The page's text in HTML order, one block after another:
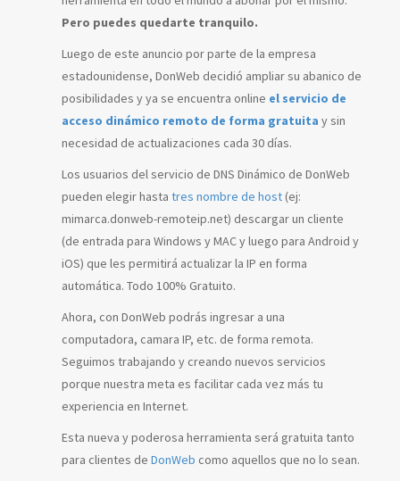
Pero puedes quedarte tranquilo.
Luego de este anuncio por parte de la empresa
estadounidense, DonWeb decidió ampliar su abanico de
posibilidades y ya se encuentra online el servicio de
acceso dinámico remoto de forma gratuita y sin
necesidad de actualizaciones cada 30 días.
Los usuarios del servicio de DNS Dinámico de DonWeb
pueden elegir hasta tres nombre de host (ej:
mimarca.donweb-remoteip.net) descargar un cliente
(de entrada para Windows y MAC y luego para Android y
iOS) que les permitirá actualizar la IP en forma
automática. Todo 100% Gratuito.
Ahora, con DonWeb podrás ingresar a una
computadora, camara IP, etc. de forma remota.
Seguimos trabajando y creando nuevos servicios
porque nuestra meta es facilitar cada vez más tu
experiencia en Internet.
Esta nueva y poderosa herramienta será gratuita tanto
para clientes de DonWeb como aquellos que no lo sean.